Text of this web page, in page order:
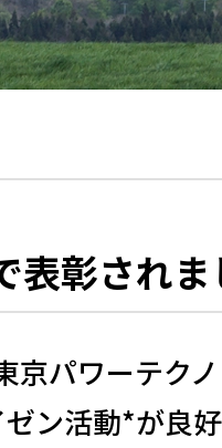
表彰され
京パワーテク
ン活動*が良